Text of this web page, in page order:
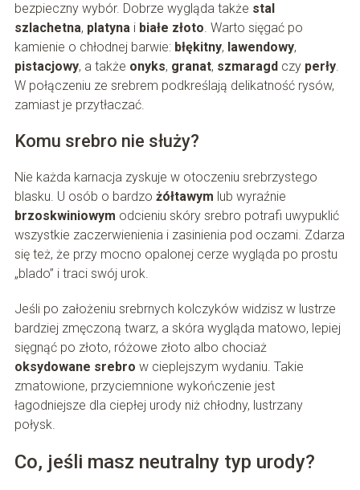
bezpieczny wybór. Dobrze wygląda także stal
szlachetna, platynai białe złoto. Warto sięgać po
kamienie o chłodnej barwie: błękitny, lawendowy,
pistacjowy, a także onyks, granat, szmaragdczy perły.
W połączeniu ze srebrem podkreślają delikatność rysów,
zamiast je przytłaczać.
Komu srebro nie służy?
Nie każda karnacja zyskuje w otoczeniu srebrzystego
blasku. U osób o bardzo żółtawym lub wyraźnie
brzoskwiniowym odcieniu skóry srebro potrafi uwypuklić
wszystkie zaczerwienienia i zasinienia pod oczami. Zdarza
się też, że przy mocno opalonej cerze wygląda po prostu
„blado” i traci swój urok.
Jeśli po założeniu srebrnych kolczyków widzisz w lustrze
bardziej zmęczoną twarz, a skóra wygląda matowo, lepiej
sięgnąć po złoto, różowe złoto albo chociaż
oksydowane srebro w cieplejszym wydaniu. Takie
zmatowione, przyciemnione wykończenie jest
łagodniejsze dla ciepłej urody niż chłodny, lustrzany
połysk.
Co, jeśli masz neutralny typ urody?